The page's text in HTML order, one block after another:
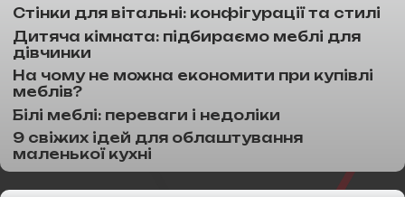
Стінки для вітальні: конфігурації та стилі
Дитяча кімната: підбираємо меблі для
дівчинки
На чому не можна економити при купівлі
меблів?
Білі меблі: переваги і недоліки
9 свіжих ідей для облаштування
маленької кухні